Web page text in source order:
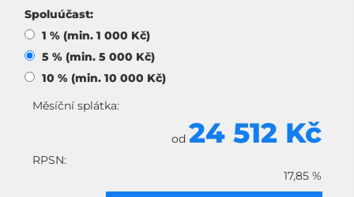
Spoluúčast:
1 % (min. 1 000 Kč)
5 % (min. 5 000 Kč)
10 % (min. 10 000 Kč)
Měsíční splátka:
od 24 512 Kč
RPSN:
17,85 %